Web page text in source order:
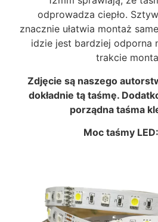
odprowadza ciepło.
znacznie ułatwia montaż
idzie jest bardziej odporna
trakcie
Zdjęcie są naszego
dokładnie tą taśmę.
porządna taśma
Moc taśmy